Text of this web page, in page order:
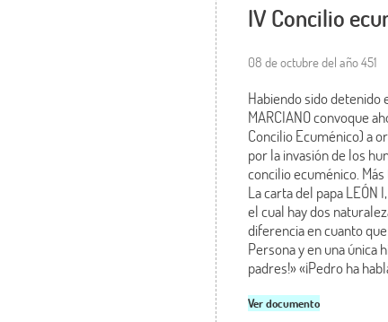
IV Concilio
08 de octubre del año 451
Habiendo sido detenido
MARCIANO convoque
Concilio Ecuménico) a
por la invasión de los
concilio ecuménico.
La carta del papa
el cual hay dos
diferencia en cuanto
Persona y en una única
padres!» «¡Pedro ha
Ver documento